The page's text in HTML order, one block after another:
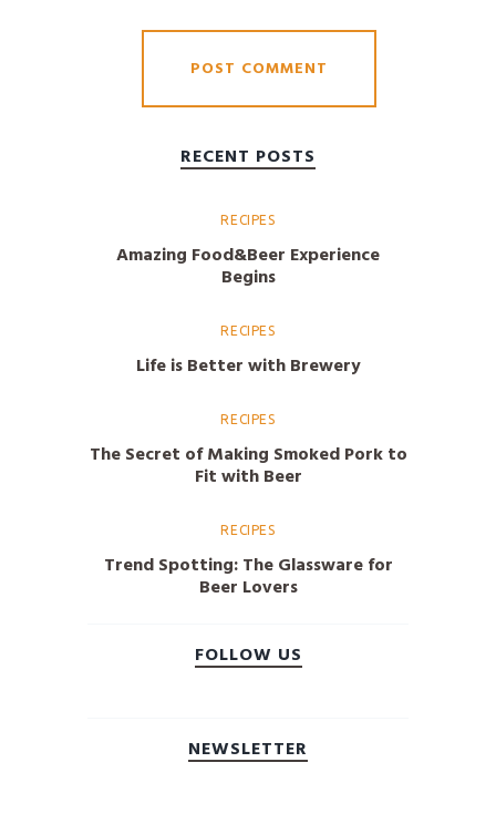
RECENT POSTS
RECIPES
Amazing Food&Beer Experience
Begins
RECIPES
Life is Better with Brewery
RECIPES
The Secret of Making Smoked Pork to
Fit with Beer
RECIPES
Trend Spotting: The Glassware for
Beer Lovers
FOLLOW US
NEWSLETTER